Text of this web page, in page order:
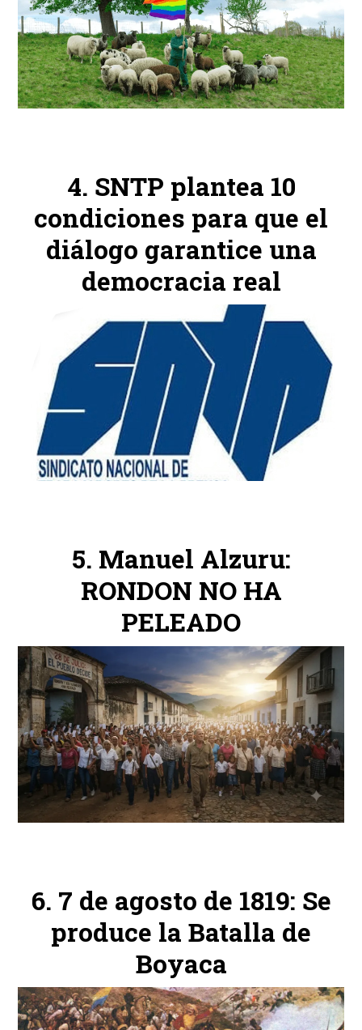
SNTP plantea 10
condiciones para que el
diálogo garantice una
democracia real
Manuel Alzuru:
RONDON NO HA
PELEADO
7 de agosto de 1819: Se
produce la Batalla de
Boyaca